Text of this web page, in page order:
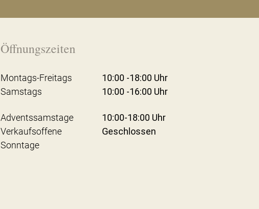
Öffnungszeiten
Montags-Freitags
10:00 -18:00 Uhr
Samstags
10:00 -16:00 Uhr
Adventssamstage
10:00-18:00 Uhr
Verkaufsoffene
Sonntage
Geschlossen